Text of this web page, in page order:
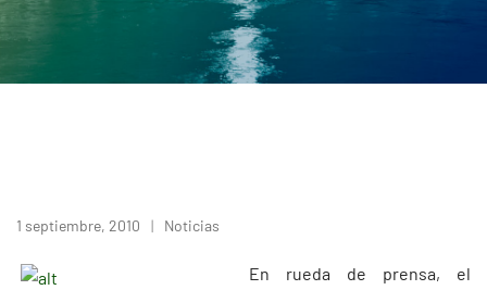
1 septiembre, 2010 Noticias
En rueda de prensa, el